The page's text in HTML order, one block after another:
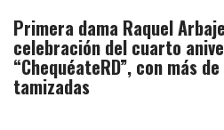
Primera dama Raquel
celebración del cuarto
“ChequéateRD”, con más
tamizadas